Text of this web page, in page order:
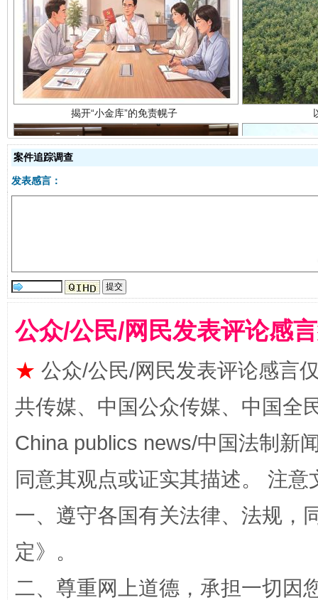
揭开“小金库”的免责幌子
全民健身五年计划来了！等你上场
案件追踪调查
发表感言：
公众/公民/网民发表评论感
★ 公众/公民/网民发表评论感言
共传媒、中国公众传媒、中国全
China publics news/中国法制新
同意其观点或证实其描述。 注
一、遵守各国有关法律、法规，
定》。
二、尊重网上道德，承担一切因